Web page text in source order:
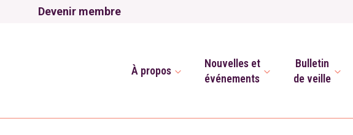
Devenir membre
À propos
Nouvelles et
événements
Bulletin
de veille